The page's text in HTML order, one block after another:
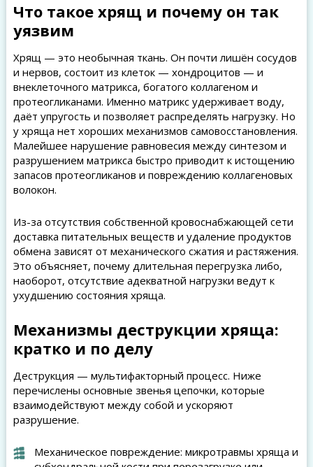
Что такое хрящ и почему он так
уязвим
Хрящ — это необычная ткань. Он почти лишён сосудов
и нервов, состоит из клеток — хондроцитов — и
внеклеточного матрикса, богатого коллагеном и
протеогликанами. Именно матрикс удерживает воду,
даёт упругость и позволяет распределять нагрузку. Но
у хряща нет хороших механизмов самовосстановления.
Малейшее нарушение равновесия между синтезом и
разрушением матрикса быстро приводит к истощению
запасов протеогликанов и повреждению коллагеновых
волокон.
Из-за отсутствия собственной кровоснабжающей сети
доставка питательных веществ и удаление продуктов
обмена зависят от механического сжатия и растяжения.
Это объясняет, почему длительная перегрузка либо,
наоборот, отсутствие адекватной нагрузки ведут к
ухудшению состояния хряща.
Механизмы деструкции хряща:
кратко и по делу
Деструкция — мультифакторный процесс. Ниже
перечислены основные звенья цепочки, которые
взаимодействуют между собой и ускоряют
разрушение.
Механическое повреждение: микротравмы хряща и